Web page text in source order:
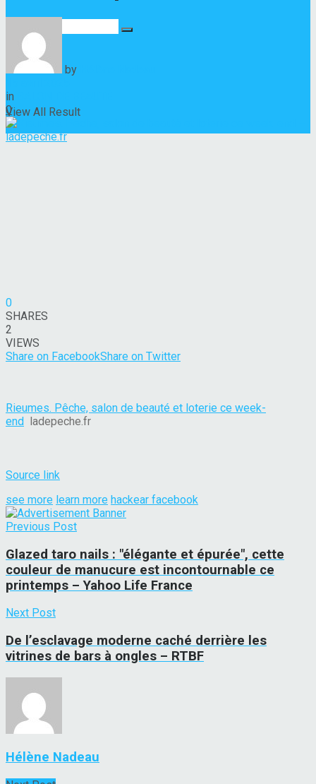
No Result
View All Result
by
in
0
0
SHARES
2
VIEWS
Share on FacebookShare on Twitter
Rieumes. Pêche, salon de beauté et loterie ce week-
end ladepeche.fr
Source link
see more learn more hackear facebook
Previous Post
Glazed taro nails : "élégante et épurée", cette
couleur de manucure est incontournable ce
printemps – Yahoo Life France
Next Post
De l’esclavage moderne caché derrière les
vitrines de bars à ongles – RTBF
Hélène Nadeau